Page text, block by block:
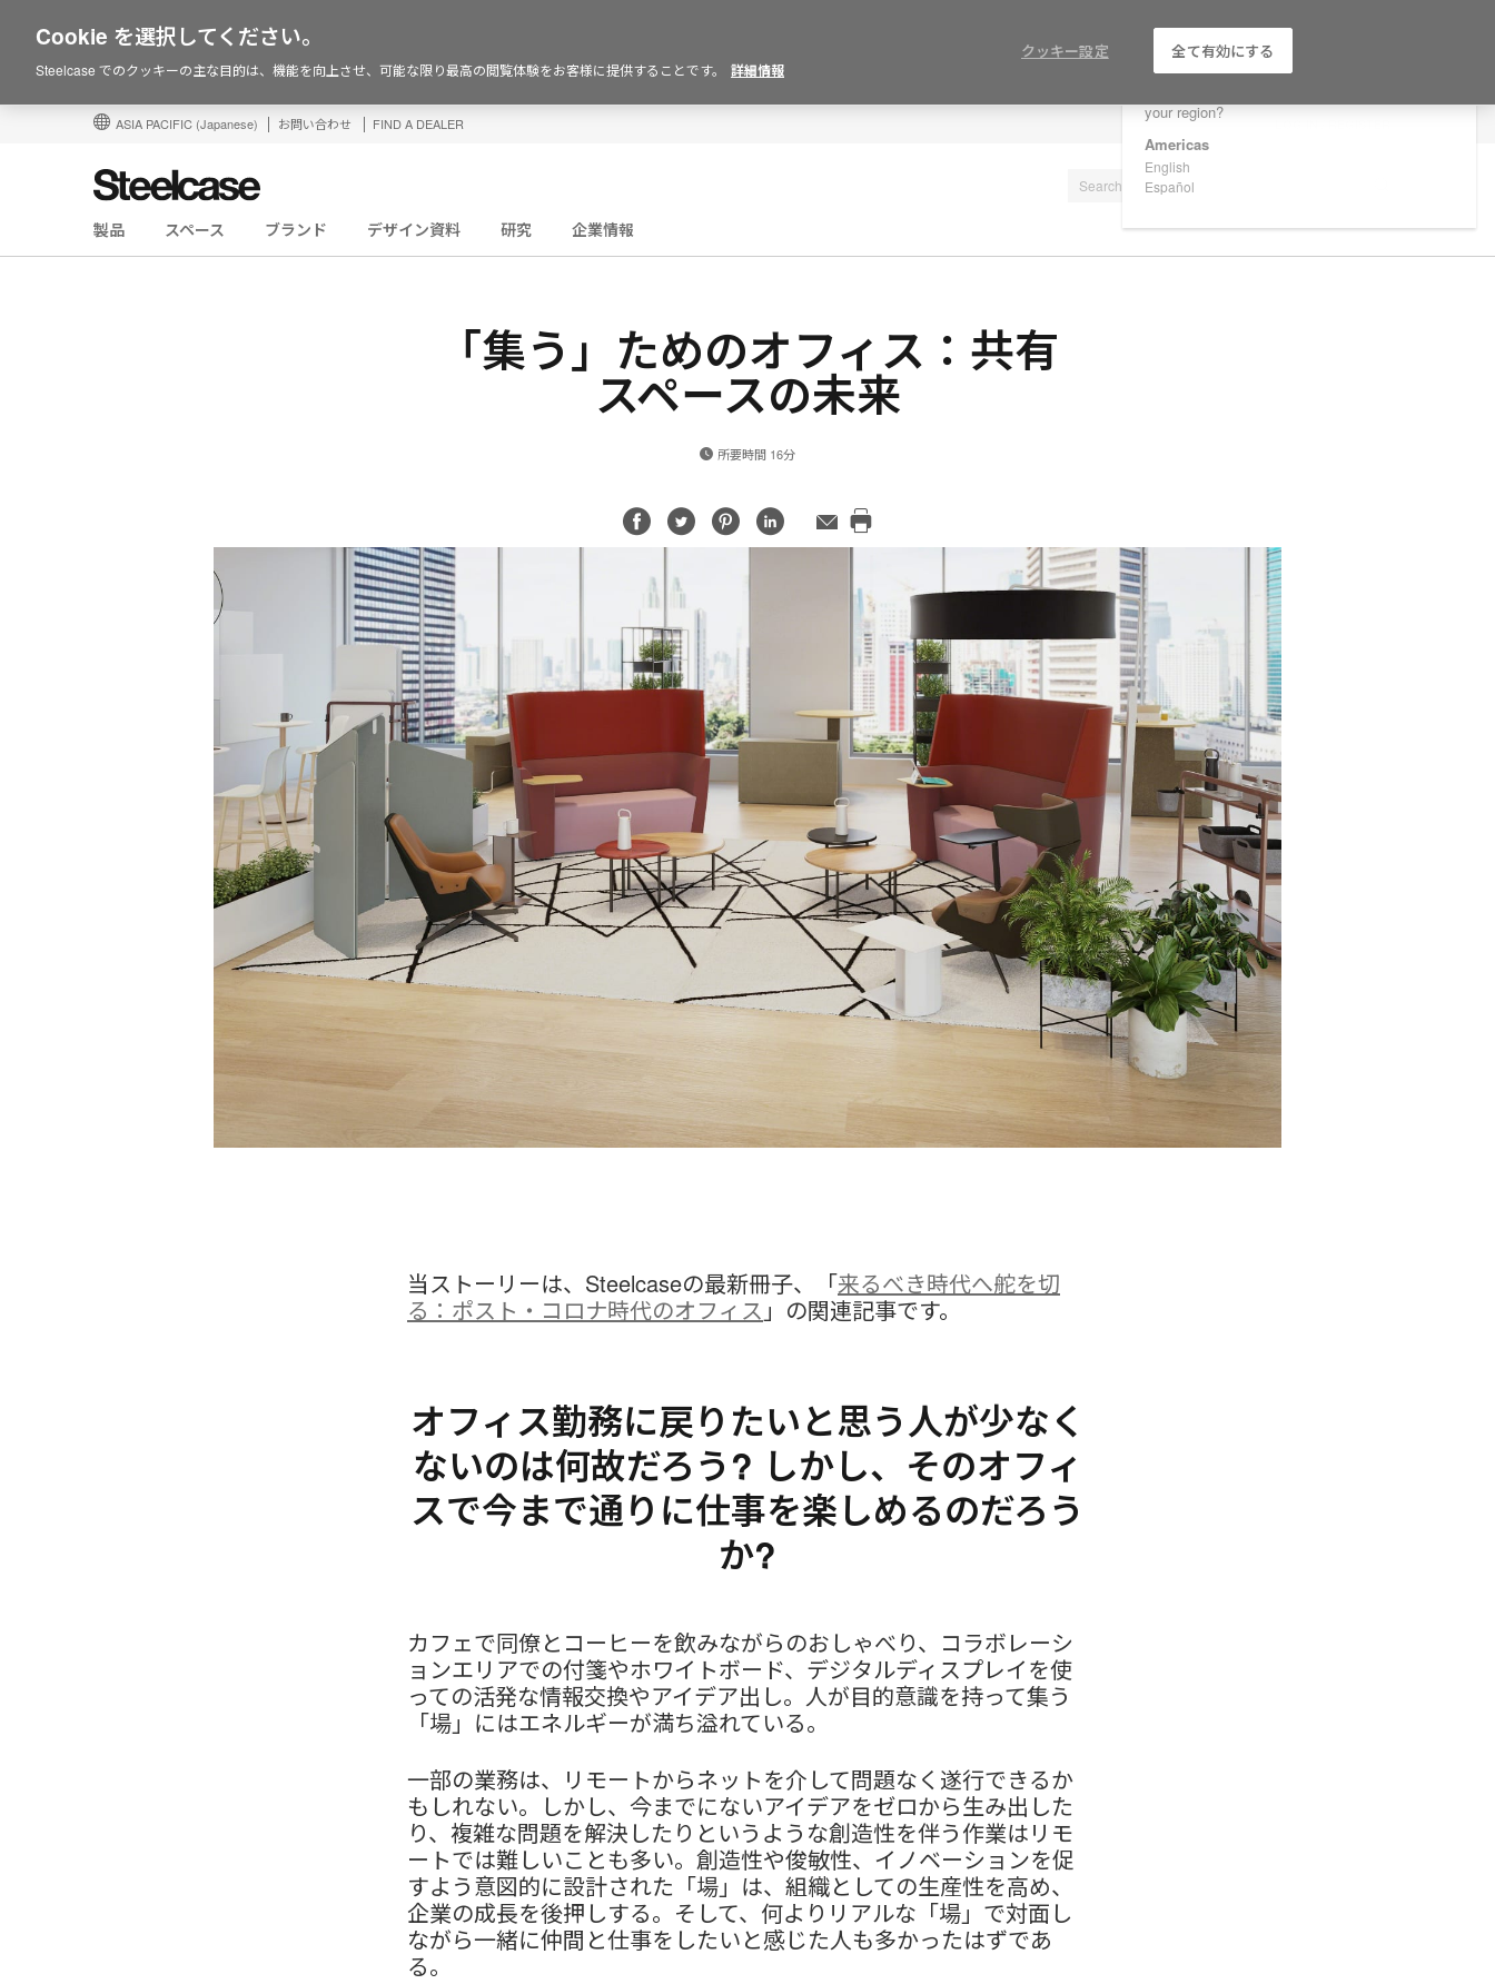
Are you in United States?
your region?
Americas
English
Español
ASIA PACIFIC (Japanese) お問い合わせ FIND A DEALER
製品 スペース ブランド デザイン資料 研究 企業情報
「集う」ためのオフィス：共有
スペースの未来
所要時間 16分
Share
on
Facebook
ShareShare
on
Share
on
メ
page
当ストーリーは、Steelcaseの最新冊子、「来るべき時代へ舵を切
る：ポスト・コロナ時代のオフィス 」の関連記事です。
オフィス勤務に戻りたいと思う人が少なく
ないのは何故だろう? しかし、そのオフィ
スで今まで通りに仕事を楽しめるのだろう
か?
カフェで同僚とコーヒーを飲みながらのおしゃべり、コラボレーシ
ョンエリアでの付箋やホワイトボード、デジタルディスプレイを使
っての活発な情報交換やアイデア出し。人が目的意識を持って集う
「場」にはエネルギーが満ち溢れている。
一部の業務は、リモートからネットを介して問題なく遂行できるか
もしれない。しかし、今までにないアイデアをゼロから生み出した
り、複雑な問題を解決したりというような創造性を伴う作業はリモ
ートでは難しいことも多い。創造性や俊敏性、イノベーションを促
すよう意図的に設計された「場」は、組織としての生産性を高め、
企業の成長を後押しする。そして、何よりリアルな「場」で対面し
ながら一緒に仲間と仕事をしたいと感じた人も多かったはずであ
る。
Cookie を選択してください。
Steelcase でのクッキーの主な目的は、機能を向上させ、可能な限り最高の閲覧体験をお客様に提供することです。 詳細情報
クッキー設定 全て有効にする